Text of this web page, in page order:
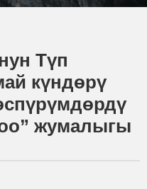
Түп
күндөрү
жумалыгы